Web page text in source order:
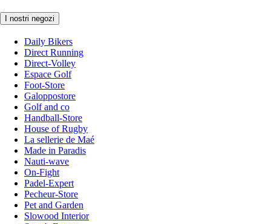
I nostri negozi
Daily Bikers
Direct Running
Direct-Volley
Espace Golf
Foot-Store
Galoppostore
Golf and co
Handball-Store
House of Rugby
La sellerie de Maé
Made in Paradis
Nauti-wave
On-Fight
Padel-Expert
Pecheur-Store
Pet and Garden
Slowood Interior